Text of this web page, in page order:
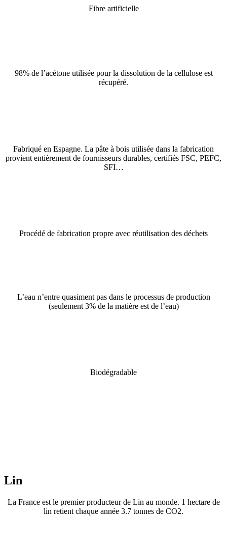
Fibre artificielle
98% de l’acétone utilisée pour la dissolution de la cellulose est
récupéré.
Fabriqué en Espagne. La pâte à bois utilisée dans la fabrication
provient entièrement de fournisseurs durables, certifiés FSC, PEFC,
SFI…
Procédé de fabrication propre avec réutilisation des déchets
L’eau n’entre quasiment pas dans le processus de production
(seulement 3% de la matière est de l’eau)
Biodégradable
Lin
La France est le premier producteur de Lin au monde. 1 hectare de
lin retient chaque année 3.7 tonnes de CO2.